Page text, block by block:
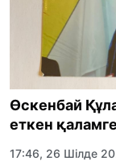
Өскенбай
еткен
17:46, 26 Шілде